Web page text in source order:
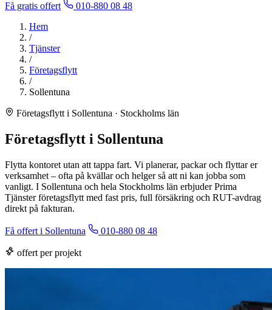
Få gratis offert
010-880 08 48
Hem
/
Tjänster
/
Företagsflytt
/
Sollentuna
Företagsflytt i Sollentuna · Stockholms län
Företagsflytt i Sollentuna
Flytta kontoret utan att tappa fart. Vi planerar, packar och flyttar er
verksamhet – ofta på kvällar och helger så att ni kan jobba som
vanligt. I Sollentuna och hela Stockholms län erbjuder Prima
Tjänster företagsflytt med fast pris, full försäkring och RUT-avdrag
direkt på fakturan.
Få offert i Sollentuna 010-880 08 48
offert per projekt